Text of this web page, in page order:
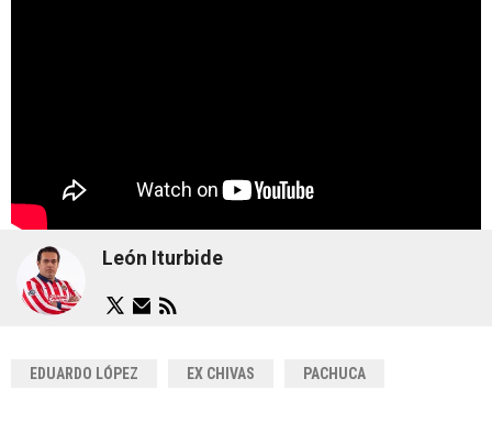
León Iturbide
EDUARDO LÓPEZ EX CHIVAS PACHUCA